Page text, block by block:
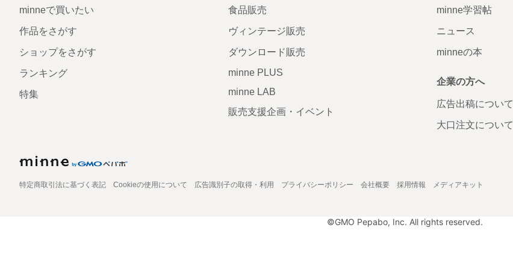
minneで買いたい
作品をさがす
ショップをさがす
ランキング
特集
食品販売
ヴィンテージ販売
ダウンロード販売
minne PLUS
minne LAB
販売支援企画・イベント
minne学習帖
ニュース
minneの本
企業の方へ
広告出稿について
大口注文について
特定商取引法に基づく表記 Cookieの使用について 広告識別子の取得・利用 プライバシーポリシー 会社概要 採用情報 メディアキット
©GMO Pepabo, Inc. All rights reserved.